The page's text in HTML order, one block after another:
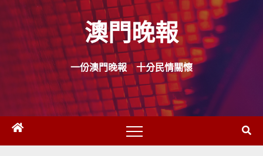
Skip
content
澳門晚報
一份澳門晚報 十分民情關懷